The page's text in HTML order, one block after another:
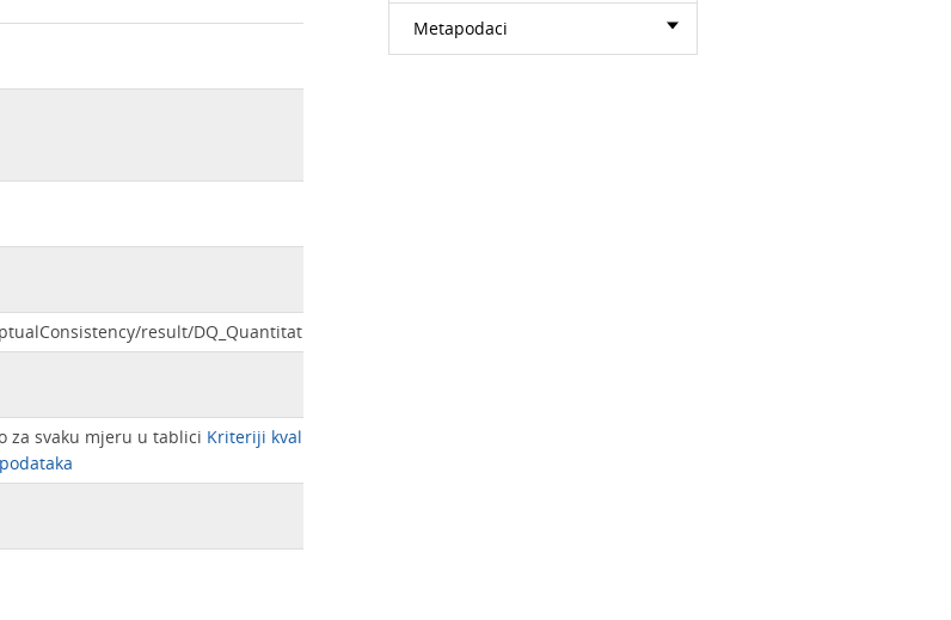
result/DQ_QuantitativeResult/valueUnit
za svaku mjeru u tablici Kriteriji kvalitete
Metapodaci